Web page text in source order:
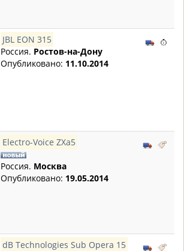
JBL EON 315
Россия. Ростов-на-Дону
Опубликовано: 11.10.2014
Electro-Voice ZXa5
Россия. Москва
Опубликовано: 19.05.2014
dB Technologies Sub Opera 15